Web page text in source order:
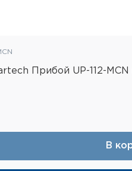
Прибой UP-112-
В